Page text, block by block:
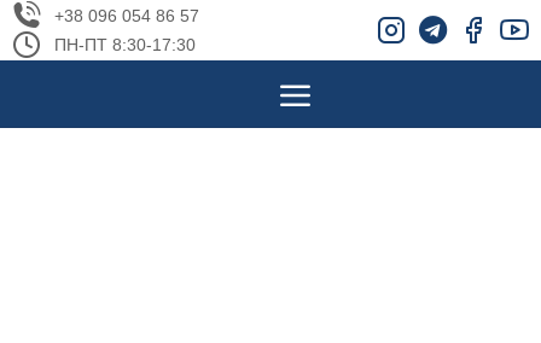
+38 096 054 86 57
ПН-ПТ 8:30-17:30